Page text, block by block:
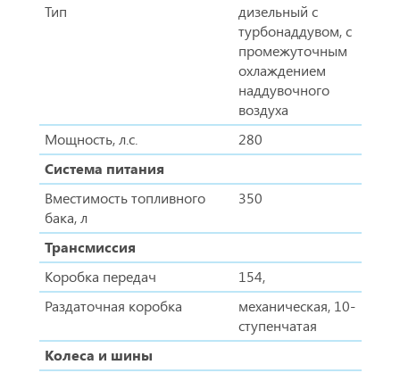
Тип
дизельный с
турбонаддувом, с
промежуточным
охлаждением
наддувочного
воздуха
Мощность, л.с.
280
Система питания
Вместимость топливного
бака, л
350
Трансмиссия
Коробка передач
154,
Раздаточная коробка
механическая, 10-
ступенчатая
Колеса и шины